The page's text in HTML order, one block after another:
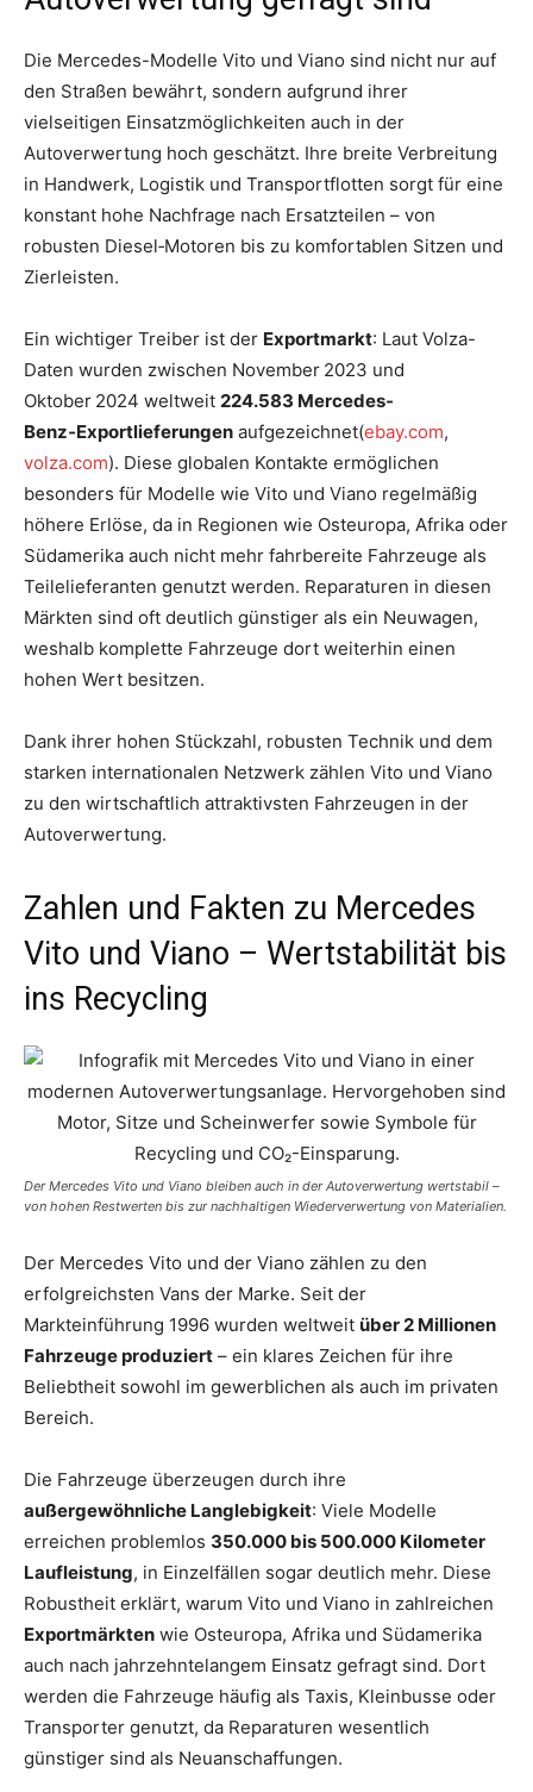
Die Mercedes-Modelle Vito und Viano sind nicht nur auf
den Straßen bewährt, sondern aufgrund ihrer
vielseitigen Einsatzmöglichkeiten auch in der
Autoverwertung hoch geschätzt. Ihre breite Verbreitung
in Handwerk, Logistik und Transportflotten sorgt für eine
konstant hohe Nachfrage nach Ersatzteilen – von
robusten Diesel‑Motoren bis zu komfortablen Sitzen und
Zierleisten.
Ein wichtiger Treiber ist der Exportmarkt: Laut Volza-​
Daten wurden zwischen November 2023 und
Oktober 2024 weltweit 224.583 Mercedes-
Benz‑Exportlieferungen aufgezeichnet(ebay.com,
volza.com). Diese globalen Kontakte ermöglichen
besonders für Modelle wie Vito und Viano regelmäßig
höhere Erlöse, da in Regionen wie Osteuropa, Afrika oder
Südamerika auch nicht mehr fahrbereite Fahrzeuge als
Teilelieferanten genutzt werden. Reparaturen in diesen
Märkten sind oft deutlich günstiger als ein Neuwagen,
weshalb komplette Fahrzeuge dort weiterhin einen
hohen Wert besitzen.
Dank ihrer hohen Stückzahl, robusten Technik und dem
starken internationalen Netzwerk zählen Vito und Viano
zu den wirtschaftlich attraktivsten Fahrzeugen in der
Autoverwertung.
Zahlen und Fakten zu Mercedes
Vito und Viano – Wertstabilität bis
ins Recycling
Der Mercedes Vito und Viano bleiben auch in der Autoverwertung wertstabil –
von hohen Restwerten bis zur nachhaltigen Wiederverwertung von Materialien.
Der Mercedes Vito und der Viano zählen zu den
erfolgreichsten Vans der Marke. Seit der
Markteinführung 1996 wurden weltweit über 2 Millionen
Fahrzeuge produziert – ein klares Zeichen für ihre
Beliebtheit sowohl im gewerblichen als auch im privaten
Bereich.
Die Fahrzeuge überzeugen durch ihre
außergewöhnliche Langlebigkeit: Viele Modelle
erreichen problemlos 350.000 bis 500.000 Kilometer
Laufleistung, in Einzelfällen sogar deutlich mehr. Diese
Robustheit erklärt, warum Vito und Viano in zahlreichen
Exportmärkten wie Osteuropa, Afrika und Südamerika
auch nach jahrzehntelangem Einsatz gefragt sind. Dort
werden die Fahrzeuge häufig als Taxis, Kleinbusse oder
Transporter genutzt, da Reparaturen wesentlich
günstiger sind als Neuanschaffungen.